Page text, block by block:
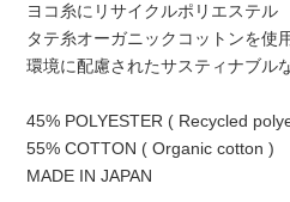
ヨコ糸にリサイクルポリエステル
タテ糸オーガニックコットンを使
環境に配慮されたサスティナブル
45% POLYESTER ( Recycled
55% COTTON ( Organic cotton )
MADE IN JAPAN